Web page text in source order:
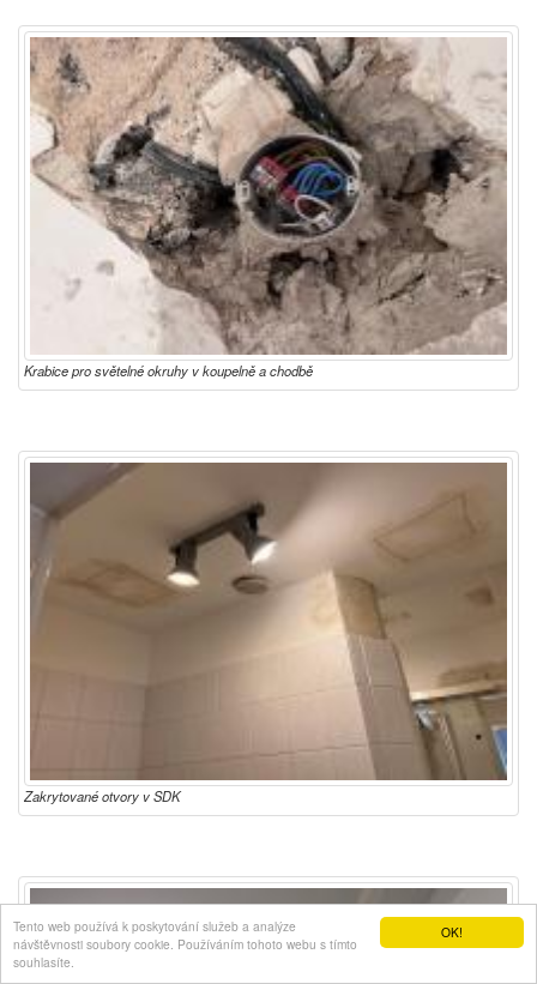
OK!
Tento web používá k poskytování služeb a analýze
návštěvnosti soubory cookie. Používáním tohoto webu s tímto
souhlasíte.
Krabice pro světelné okruhy v koupelně a chodbě
Zakrytované otvory v SDK